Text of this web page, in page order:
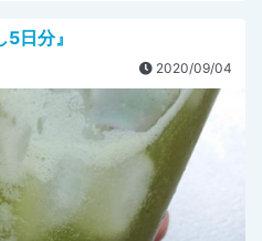
日分』
2020/09/04